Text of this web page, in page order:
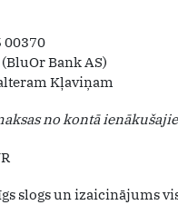
00370
Bank AS)
Kļaviņam
no kontā
slogs un izaicinājums